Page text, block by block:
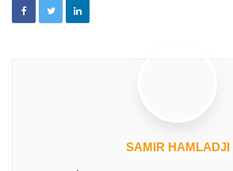
SAMIR HAMLADJI